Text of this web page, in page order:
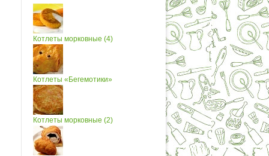
Котлеты морковные (4)
Котлеты «Бегемотики»
Котлеты морковные (2)